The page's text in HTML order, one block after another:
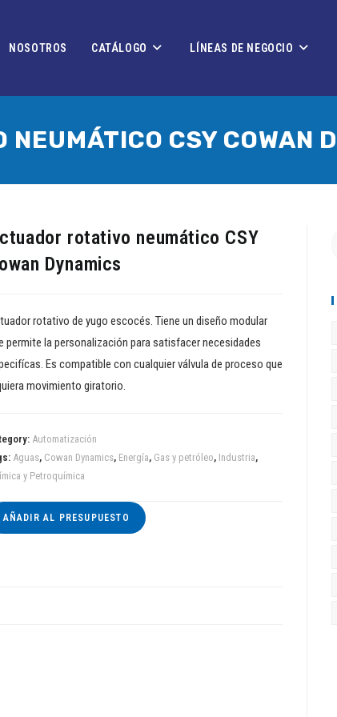
NOSOTROS CATÁLOGO LÍNEAS DE NEGOCIO
NEUMÁTICO CSY COWAN
rotativo neumático CSY
Dynamics
rotativo de yugo escocés. Tiene un diseño modular
permite la personalización para satisfacer necesidades
Es compatible con cualquier válvula de proceso que
movimiento giratorio.
Automatización
Aguas, Cowan Dynamics, Energía, Gas y petróleo, Industria,
y Petroquímica
AÑADIR AL PRESUPUESTO